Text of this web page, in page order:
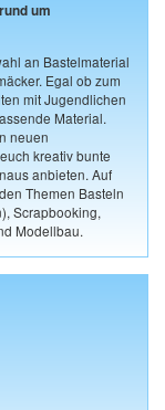
um
an Bastelmaterial
Egal ob zum
mit Jugendlichen
Material.
neuen
kreativ bunte
anbieten. Auf
Themen Basteln
Scrapbooking,
Modellbau.